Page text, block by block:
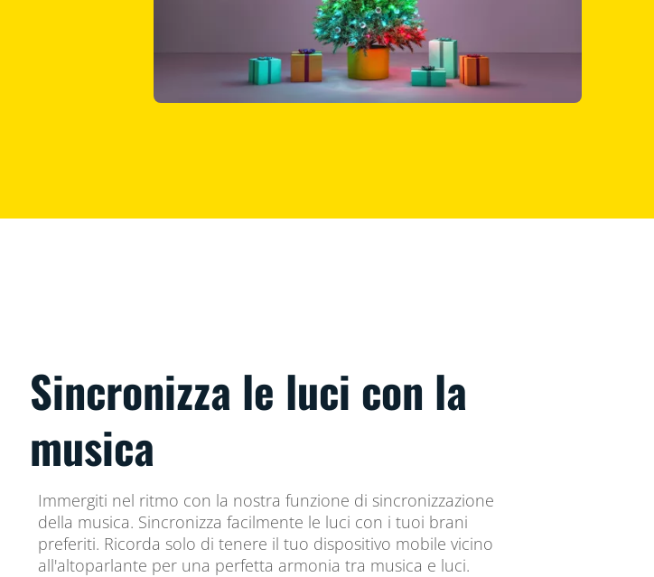
Sincronizza le luci con la
musica
Immergiti nel ritmo con la nostra funzione di sincronizzazione
della musica. Sincronizza facilmente le luci con i tuoi brani
preferiti. Ricorda solo di tenere il tuo dispositivo mobile vicino
all'altoparlante per una perfetta armonia tra musica e luci.